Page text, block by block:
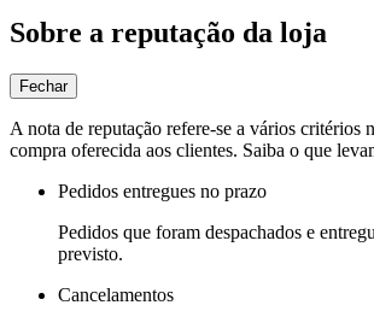
Sobre a reputação da loja
Fechar
A nota de reputação refere-se a vários critérios
compra oferecida aos clientes. Saiba o que
Pedidos entregues no prazo
Pedidos que foram despachados e
previsto.
Cancelamentos